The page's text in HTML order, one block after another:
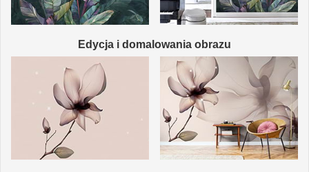
Edycja i domalowania obrazu